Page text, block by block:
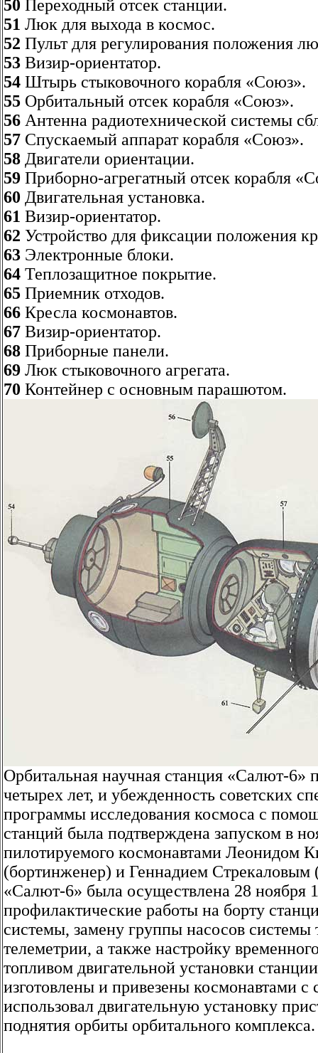
50 Переходный отсек станции.
51 Люк для выхода в космос.
52 Пульт для регулирования положения
53 Визир-ориентатор.
54 Штырь стыковочного корабля «Союз».
55 Орбитальный отсек корабля «Союз».
56 Антенна радиотехнической системы
57 Спускаемый аппарат корабля «Союз».
58 Двигатели ориентации.
59 Приборно-агрегатный отсек корабля
60 Двигательная установка.
61 Визир-ориентатор.
62 Устройство для фиксации положения
63 Электронные блоки.
64 Теплозащитное покрытие.
65 Приемник отходов.
66 Кресла космонавтов.
67 Визир-ориентатор.
68 Приборные панели.
69 Люк стыковочного агрегата.
70 Контейнер с основным парашютом.
Орбитальная научная станция «Салют-
четырех лет, и убежденность советских
программы исследования космоса с
станций была подтверждена запуском в
пилотируемого космонавтами Леонидом
(бортинженер) и Геннадием Стрекаловым
«Салют-6» была осуществлена 28 ноября
профилактические работы на борту
системы, замену группы насосов системы
телеметрии, а также настройку
топливом двигательной установки
изготовлены и привезены космонавтами
использовал двигательную установку
поднятия орбиты орбитального комплекса.